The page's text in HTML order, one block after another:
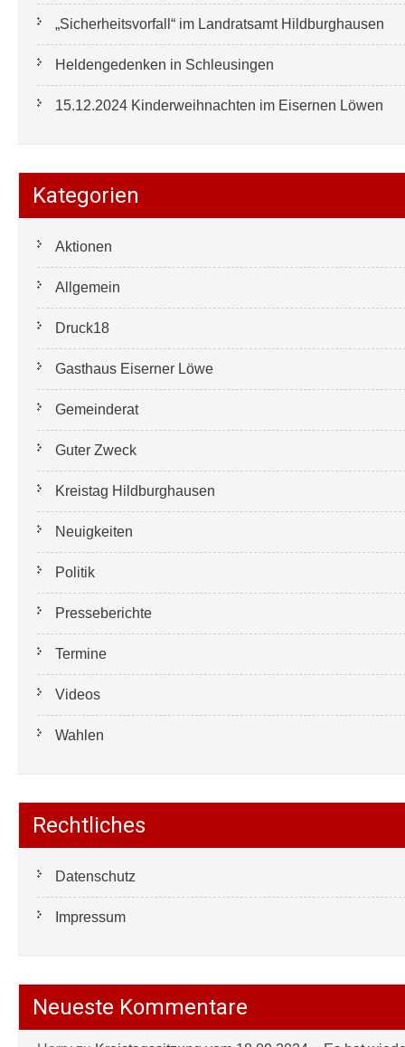
„Sicherheitsvorfall“ im Landratsamt Hildburghausen
Heldengedenken in Schleusingen
15.12.2024 Kinderweihnachten im Eisernen Löwen
Kategorien
Aktionen
Allgemein
Druck18
Gasthaus Eiserner Löwe
Gemeinderat
Guter Zweck
Kreistag Hildburghausen
Neuigkeiten
Politik
Presseberichte
Termine
Videos
Wahlen
Rechtliches
Datenschutz
Impressum
Neueste Kommentare